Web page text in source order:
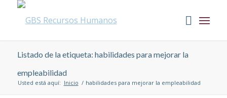
Listado de la etiqueta: habilidades para mejorar la
empleabilidad
Usted está aquí: Inicio / habilidades para mejorar la empleabilidad